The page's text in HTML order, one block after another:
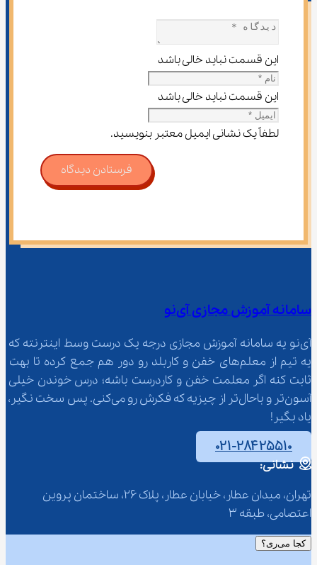
این قسمت نباید خالی باشد
این قسمت نباید خالی باشد
لطفاً یک نشانی ایمیل معتبر بنویسید.
فرستادن دیدگاه
سامانه آموزش مجازی آی‌نو
آی‌نو یه سامانه آموزش مجازی درجه یک درست وسط اینترنته که
یه تیم از معلم‌‌های خفن و کاربلد رو دور هم جمع کرده تا بهت
ثابت کنه اگر معلمت خفن و کاردرست باشه؛ درس خوندن خیلی
آسون‌تر و باحال‌تر از چیزیه که فکرش رو می‌کنی. پس سخت نگیر،
یاد بگیر!
۰۲۱-۲۸۴۲۵۵۱۰
نشانی:
تهران، میدان عطار، خیابان عطار، پلاک 26، ساختمان پروین
اعتصامی، طبقه 3
کجا می‌ری؟